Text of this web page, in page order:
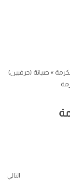
» صيانة (حرفيين)
التالي